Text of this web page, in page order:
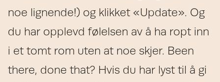
noe lignende!) og klikket «Update». Og
du har opplevd følelsen av å ha ropt inn
i et tomt rom uten at noe skjer. Been
there, done that? Hvis du har lyst til å gi